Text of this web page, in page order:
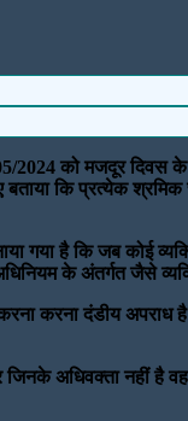
2024 को मजदूर
कि प्रत्येक
गया है कि जब कोई
के अंतर्गत जैसे
करना दंडीय अपराध
जिनके अधिवक्ता